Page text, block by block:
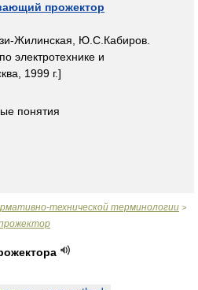
прожектор
Жилинская, Ю.С.Кабиров.
электротехнике и
1999 г.]
понятия
технической терминологии >